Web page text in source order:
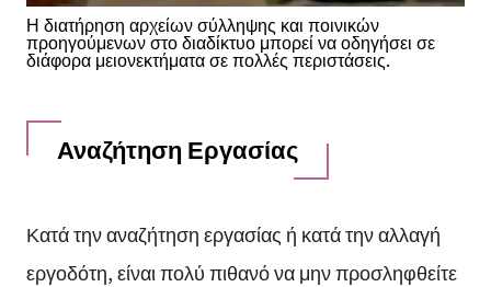
Η διατήρηση αρχείων σύλληψης και ποινικών
προηγούμενων στο διαδίκτυο μπορεί να οδηγήσει σε
διάφορα μειονεκτήματα σε πολλές περιστάσεις.
Αναζήτηση Εργασίας
Κατά την αναζήτηση εργασίας ή κατά την αλλαγή
εργοδότη, είναι πολύ πιθανό να μην προσληφθείτε